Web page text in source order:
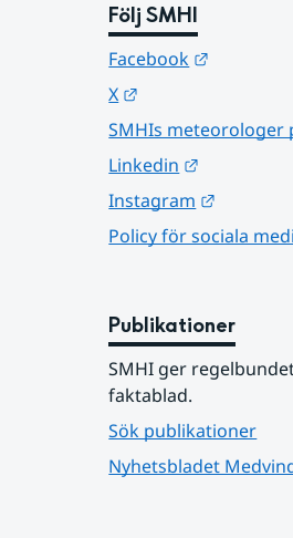
Följ SMHI
Facebook
X
SMHIs meteorologer
Linkedin
Instagram
Policy för sociala
Publikationer
SMHI ger
faktablad.
Sök publikationer
Nyhetsbladet